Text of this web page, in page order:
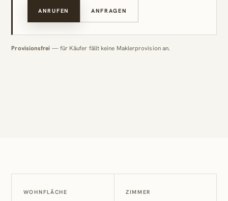
ANRUFEN ANFRAGEN
Provisionsfrei — für Käufer fällt keine Maklerprovision an.
WOHNFLÄCHE ZIMMER